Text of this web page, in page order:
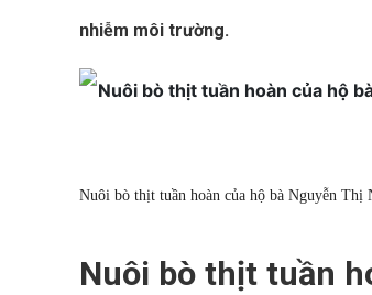
nhiễm môi trường.
Nuôi bò thịt tuần hoàn của hộ bà Nguyễn
Nuôi bò thịt tuần